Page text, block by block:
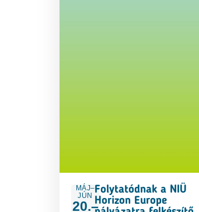
MÁJ–
JÚN
20.–
Folytatódnak a NIÜ
Horizon Europe